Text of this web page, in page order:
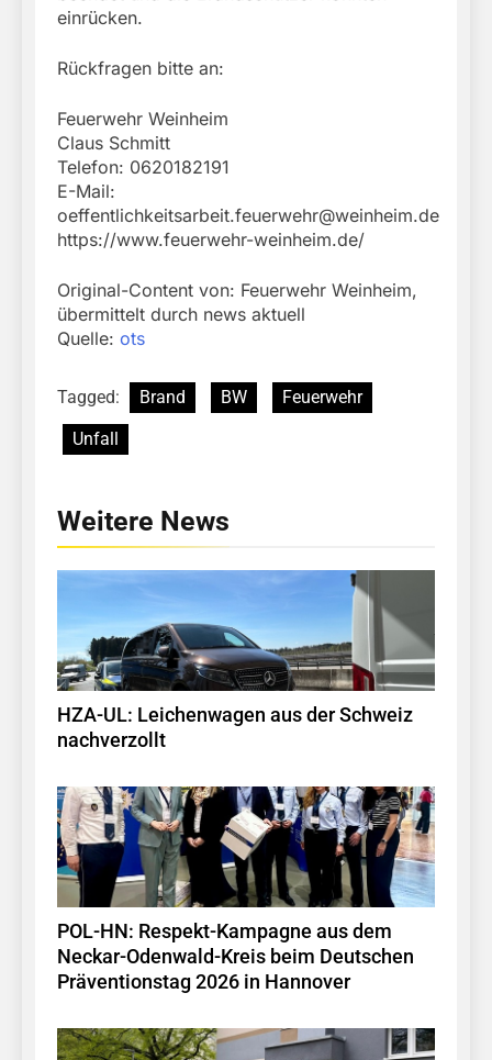
einrücken.
Rückfragen bitte an:
Feuerwehr Weinheim
Claus Schmitt
Telefon: 0620182191
E-Mail:
oeffentlichkeitsarbeit.feuerwehr@weinheim.de
https://www.feuerwehr-weinheim.de/
Original-Content von: Feuerwehr Weinheim,
übermittelt durch news aktuell
Quelle: ots
Tagged: Brand BW
Feuerwehr
Unfall
Weitere News
HZA-UL: Leichenwagen aus der Schweiz
nachverzollt
POL-HN: Respekt-Kampagne aus dem
Neckar-Odenwald-Kreis beim Deutschen
Präventionstag 2026 in Hannover